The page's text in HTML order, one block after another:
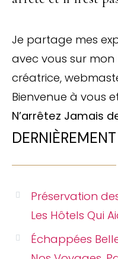
Je partage mes
avec vous sur
créatrice,
Bienvenue à vous
N’arrêtez Jamais
DERNIÈREMENT
Préservation
Les Hôtels Qui
Échappées